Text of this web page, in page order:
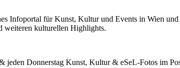
Infoportal für Kunst, Kultur und Events in Wien
weiteren kulturellen Highlights.
jeden Donnerstag Kunst, Kultur & eSeL-Fotos im